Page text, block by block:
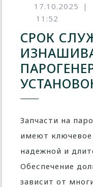
17.10.2025 |
11:52
СРОК
Запчасти на парогенераторные установки
имеют ключевое
надежной и
Обеспечение
зависит от